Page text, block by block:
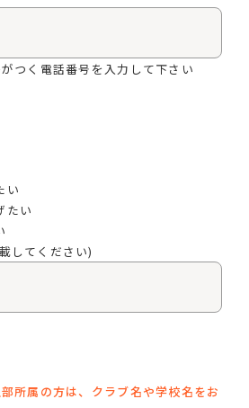
つく電話番号を入力して下さい
い
たい
してください)
所属の方は、クラブ名や学校名をお